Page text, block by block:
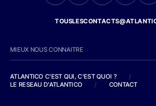
MIEUX NOUS CONNAITRE
ATLANTICO C'EST QUI, C'EST QUOI ?
/
LE RESEAU D'ATLANTICO
/ CONTACT